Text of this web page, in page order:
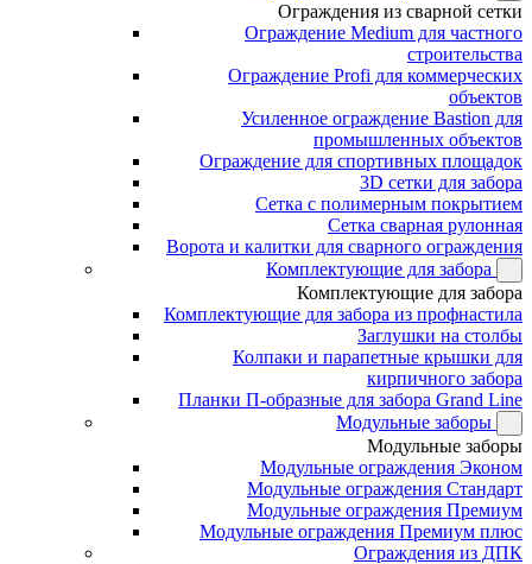
Ограждения из сварной сетки
Ограждение Medium для частного
строительства
Ограждение Profi для коммерческих
объектов
Усиленное ограждение Bastion для
промышленных объектов
Ограждение для спортивных площадок
3D сетки для забора
Сетка с полимерным покрытием
Сетка сварная рулонная
Ворота и калитки для сварного ограждения
Комплектующие для забора
Комплектующие для забора
Комплектующие для забора из профнастила
Заглушки на столбы
Колпаки и парапетные крышки для
кирпичного забора
Планки П-образные для забора Grand Line
Модульные заборы
Модульные заборы
Модульные ограждения Эконом
Модульные ограждения Стандарт
Модульные ограждения Премиум
Модульные ограждения Премиум плюс
Ограждения из ДПК